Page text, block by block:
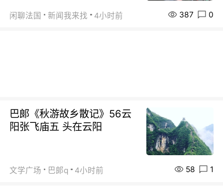
闲聊法国 新闻我来找 4小时前 387 0
巴郞《秋游故乡散记》56云
阳张飞庙五 头在云阳
文学广场 巴郞q 4小时前 58 1